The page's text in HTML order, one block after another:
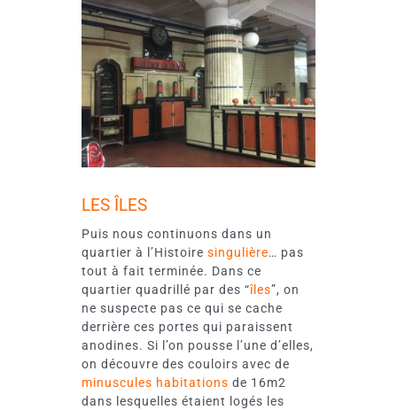
LES ÎLES
Puis nous continuons dans un
quartier à l’Histoiresingulière… pas
tout à fait terminée. Dans ce
quartier quadrillé par des “îles”, on
ne suspecte pas ce qui se cache
derrière ces portes qui paraissent
anodines. Si l’on pousse l’une d’elles,
on découvre des couloirs avec de
minuscules habitations de 16m2
dans lesquelles étaient logés les